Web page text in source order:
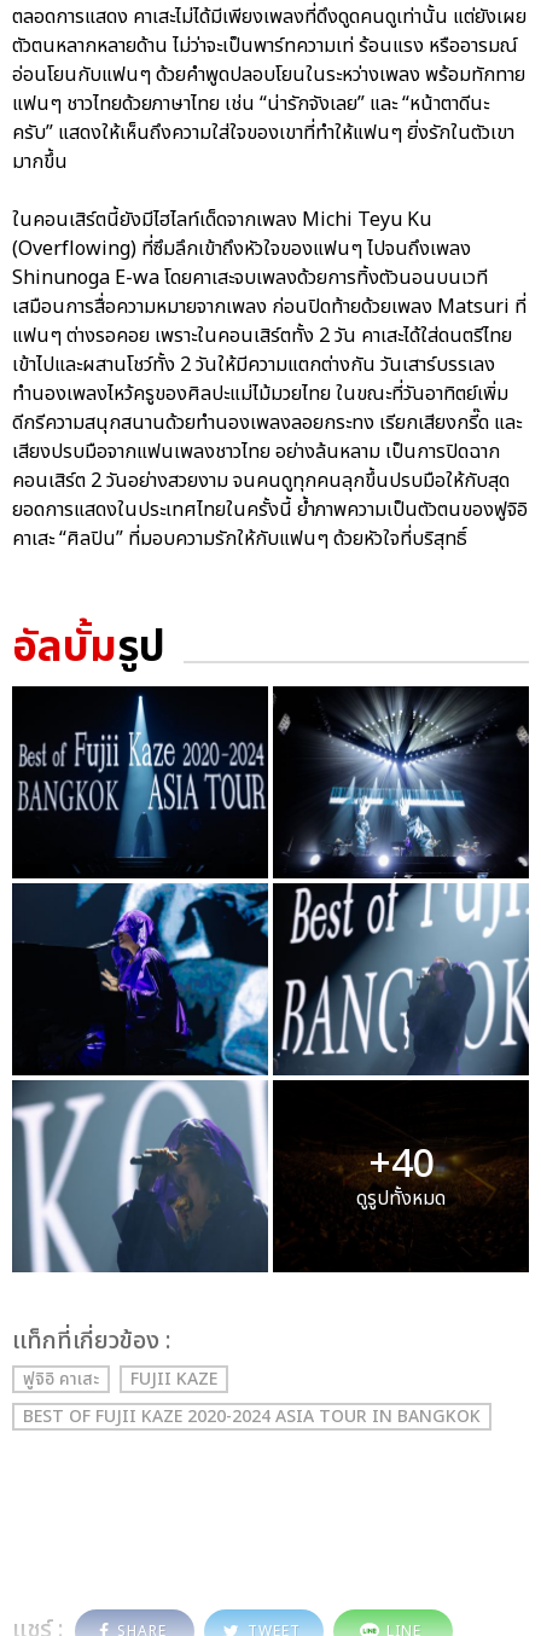
ตลอดการแสดง คาเสะไม่ได้มีเพียงเพลงที่ดึงดูดคนดูเท่านั้น แต่ยังเผย
ตัวตนหลากหลายด้าน ไม่ว่าจะเป็นพาร์ทความเท่ ร้อนแรง หรืออารมณ์
อ่อนโยนกับแฟนๆ ด้วยคำพูดปลอบโยนในระหว่างเพลง พร้อมทักทาย
แฟนๆ ชาวไทยด้วยภาษาไทย เช่น “น่ารักจังเลย” และ “หน้าตาดีนะ
ครับ” แสดงให้เห็นถึงความใส่ใจของเขาที่ทำให้แฟนๆ ยิ่งรักในตัวเขา
มากขึ้น
ในคอนเสิร์ตนี้ยังมีไฮไลท์เด็ดจากเพลง Michi Teyu Ku
(Overflowing) ที่ซึมลึกเข้าถึงหัวใจของแฟนๆ ไปจนถึงเพลง
Shinunoga E-wa โดยคาเสะจบเพลงด้วยการทิ้งตัวนอนบนเวที
เสมือนการสื่อความหมายจากเพลง ก่อนปิดท้ายด้วยเพลง Matsuri ที่
แฟนๆ ต่างรอคอย เพราะในคอนเสิร์ตทั้ง 2 วัน คาเสะได้ใส่ดนตรีไทย
เข้าไปและผสานโชว์ทั้ง 2 วันให้มีความแตกต่างกัน วันเสาร์บรรเลง
ทำนองเพลงไหว้ครูของศิลปะแม่ไม้มวยไทย ในขณะที่วันอาทิตย์เพิ่ม
ดีกรีความสนุกสนานด้วยทำนองเพลงลอยกระทง เรียกเสียงกรี๊ด และ
เสียงปรบมือจากแฟนเพลงชาวไทย อย่างล้นหลาม เป็นการปิดฉาก
คอนเสิร์ต 2 วันอย่างสวยงาม จนคนดูทุกคนลุกขึ้นปรบมือให้กับสุด
ยอดการแสดงในประเทศไทยในครั้งนี้ ย้ำภาพความเป็นตัวตนของฟูจิอิ
คาเสะ “ศิลปิน” ที่มอบความรักให้กับแฟนๆ ด้วยหัวใจที่บริสุทธิ์
อัลบั้มรูป
+40
ดูรูปทั้งหมด
เเท็กที่เกี่ยวข้อง :
ฟูจิอิ คาเสะ
FUJII KAZE
BEST OF FUJII KAZE 2020-2024 ASIA TOUR IN BANGKOK
SHARE TWEET LINE